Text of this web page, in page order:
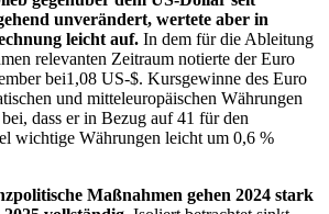
unverändert, wertete aber in
leicht auf. In dem für die Ableitung
relevanten Zeitraum notierte der Euro
bei1,08 US-$. Kursgewinne des Euro
und mitteleuropäischen Währungen
dass er in Bezug auf 41 für den
wichtige Währungen leicht um 0,6 %
Maßnahmen gehen 2024 stark